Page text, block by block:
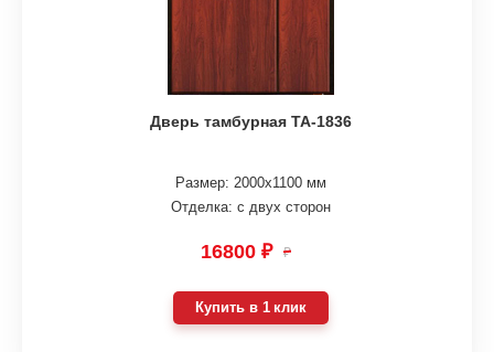
Дверь тамбурная ТА-1836
Размер: 2000х1100 мм
Отделка: с двух сторон
16800 ₽ ₽
Купить в 1 клик